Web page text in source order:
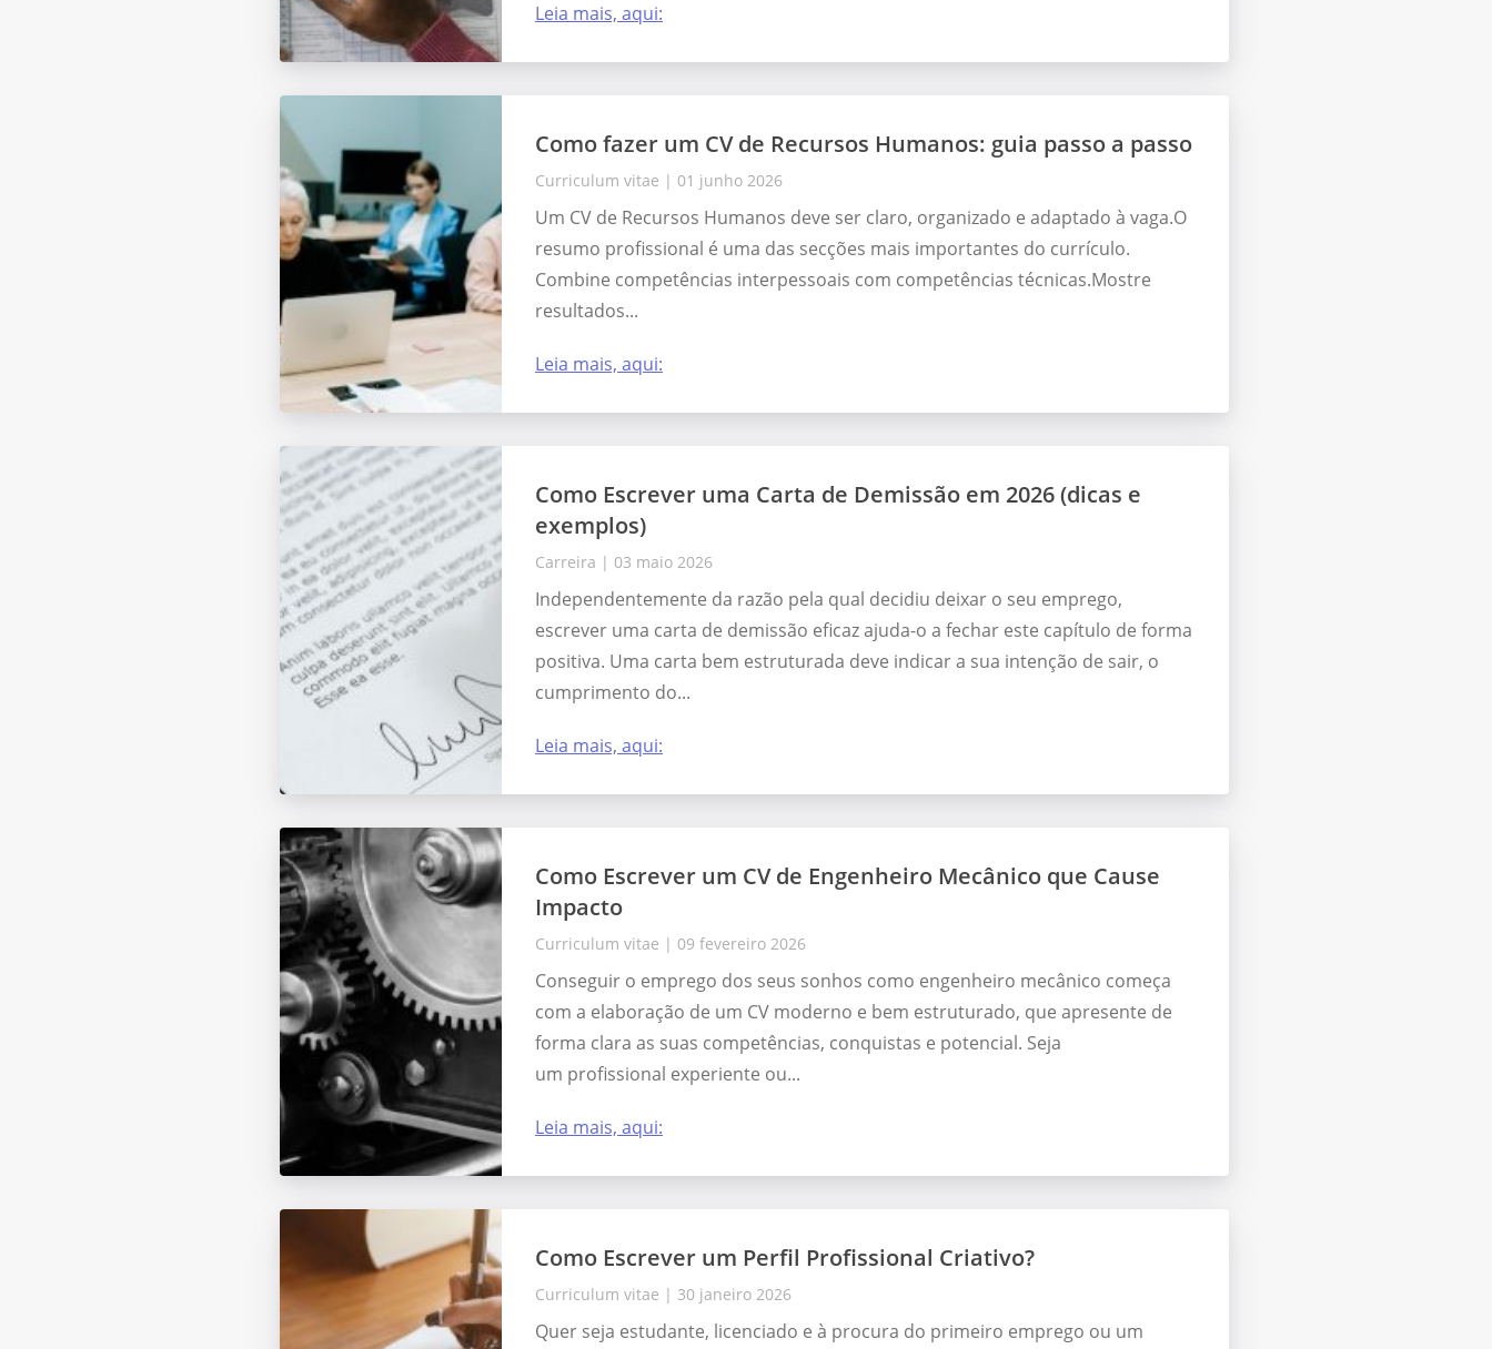
Leia mais, aqui:
Como fazer um CV de Recursos Humanos: guia passo a passo
Curriculum vitae | 01 junho 2026
Um CV de Recursos Humanos deve ser claro, organizado e adaptado à vaga.O
resumo profissional é uma das secções mais importantes do currículo.
Combine competências interpessoais com competências técnicas.Mostre
resultados...
Leia mais, aqui:
Como Escrever uma Carta de Demissão em 2026 (dicas e
exemplos)
Carreira | 03 maio 2026
Independentemente da razão pela qual decidiu deixar o seu emprego,
escrever uma carta de demissão eficaz ajuda-o a fechar este capítulo de forma
positiva. Uma carta bem estruturada deve indicar a sua intenção de sair, o
cumprimento do...
Leia mais, aqui:
Como Escrever um CV de Engenheiro Mecânico que Cause
Impacto
Curriculum vitae | 09 fevereiro 2026
Conseguir o emprego dos seus sonhos como engenheiro mecânico começa
com a elaboração de um CV moderno e bem estruturado, que apresente de
forma clara as suas competências, conquistas e potencial. Seja
um profissional experiente ou...
Leia mais, aqui:
Como Escrever um Perfil Profissional Criativo?
Curriculum vitae | 30 janeiro 2026
Quer seja estudante, licenciado e à procura do primeiro emprego ou um